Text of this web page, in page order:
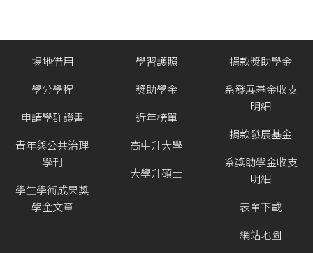
場地借用
學分學程
申請學群證書
青年與公共治理
學刊
學生學術成果獎
學金文章
學習護照
獎助學金
近年榜單
高中升大學
大學升碩士
捐款獎助學金
系發展基金收支
明細
捐款發展基金
系獎助學金收支
明細
表單下載
網站地圖